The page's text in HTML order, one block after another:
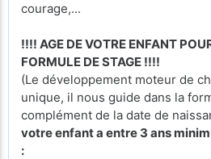
courage,...
!!!! AGE DE VOTRE ENFANT
FORMULE DE STAGE !!!!
(Le développement moteur de
unique, il nous guide dans la
complément de la date de
votre enfant a entre 3 ans
: